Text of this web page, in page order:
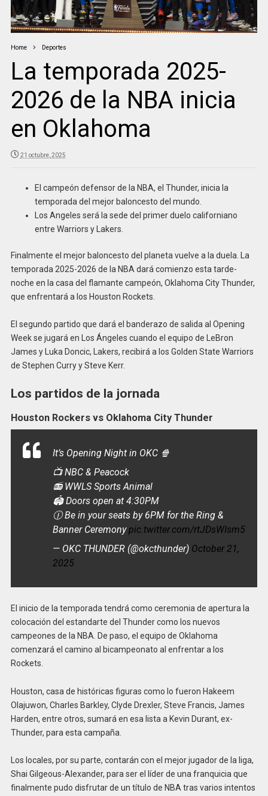
Home Deportes
La temporada 2025-
2026 de la NBA inicia
en Oklahoma
21 octubre, 2025
El campeón defensor de la NBA, el Thunder, inicia la
temporada del mejor baloncesto del mundo.
Los Angeles será la sede del primer duelo californiano
entre Warriors y Lakers.
Finalmente el mejor baloncesto del planeta vuelve a la duela. La
temporada 2025-2026 de la NBA dará comienzo esta tarde-
noche en la casa del flamante campeón, Oklahoma City Thunder,
que enfrentará a los Houston Rockets.
El segundo partido que dará el banderazo de salida al Opening
Week se jugará en Los Ángeles cuando el equipo de LeBron
James y Luka Doncic, Lakers, recibirá a los Golden State Warriors
de Stephen Curry y Steve Kerr.
Los partidos de la jornada
Houston Rockers vs Oklahoma City Thunder
It’s Opening Night in OKC 🍿
📺 NBC & Peacock
📻 WWLS Sports Animal
🏟️ Doors open at 4:30PM
🕧 Be in your seats by 6PM for the Ring &
Banner Ceremonypic.twitter.com/rtJDsWIsm5
— OKC THUNDER (@okcthunder) October 21,
2025
El inicio de la temporada tendrá como ceremonia de apertura la
colocación del estandarte del Thunder como los nuevos
campeones de la NBA. De paso, el equipo de Oklahoma
comenzará el camino al bicampeonato al enfrentar a los
Rockets.
Houston, casa de históricas figuras como lo fueron Hakeem
Olajuwon, Charles Barkley, Clyde Drexler, Steve Francis, James
Harden, entre otros, sumará en esa lista a Kevin Durant, ex-
Thunder, para esta campaña.
Los locales, por su parte, contarán con el mejor jugador de la liga,
Shai Gilgeous-Alexander, para ser el líder de una franquicia que
finalmente pudo disfrutar de un título de NBA tras varios intentos